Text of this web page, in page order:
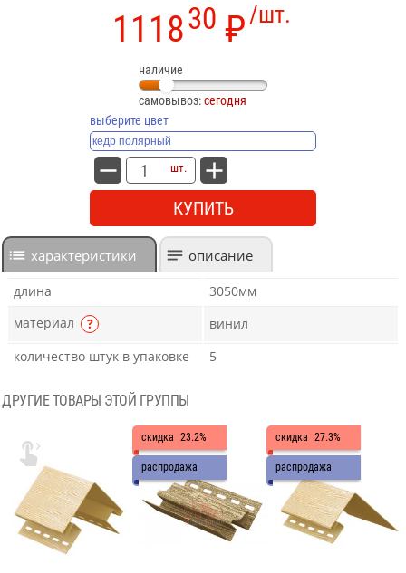
/шт.
111830 ₽
наличие
самовывоз:сегодня
выберите цвет
шт.
КУПИТЬ
характеристики описание
длина
3050мм
материал
?
винил
количество штук в упаковке
5
ДРУГИЕ ТОВАРЫ ЭТОЙ ГРУППЫ
скидка 23.2%
распродажа
скидка 27.3%
распродажа
